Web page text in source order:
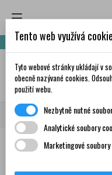
Nakupte za 999,-
Domů Zdravá výživa
Produkty
Tento web využívá
Tyto webové stránky ukládají v
obecně nazývané cookies.
použití webu.
Nezbytně nutné
Analytické soubory
Marketingové